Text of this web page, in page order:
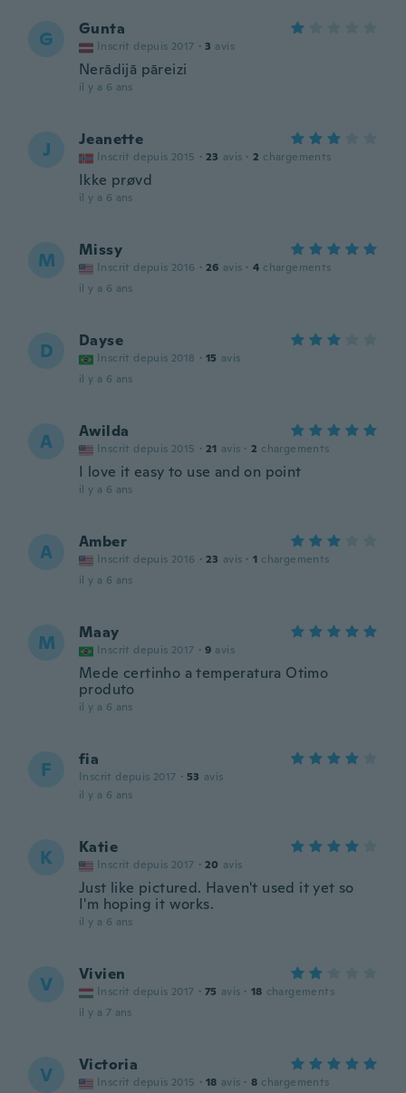
G Gunta
Inscrit depuis 2017 · 3 avis
Nerādijā pāreizi
il y a 6 ans
J Jeanette
Inscrit depuis 2015 · 23 avis · 2 chargements
Ikke prøvd
il y a 6 ans
M Missy
Inscrit depuis 2016 · 26 avis · 4 chargements
il y a 6 ans
D Dayse
Inscrit depuis 2018 · 15 avis
il y a 6 ans
A Awilda
Inscrit depuis 2015 · 21 avis · 2 chargements
I love it easy to use and on point
il y a 6 ans
A Amber
Inscrit depuis 2016 · 23 avis · 1 chargements
il y a 6 ans
M Maay
Inscrit depuis 2017 · 9 avis
Mede certinho a temperatura Otimo
produto
il y a 6 ans
F fia
Inscrit depuis 2017 · 53 avis
il y a 6 ans
K Katie
Inscrit depuis 2017 · 20 avis
Just like pictured. Haven't used it yet so
I'm hoping it works.
il y a 6 ans
V Vivien
Inscrit depuis 2017 · 75 avis · 18 chargements
il y a 7 ans
V Victoria
Inscrit depuis 2015 · 18 avis · 8 chargements